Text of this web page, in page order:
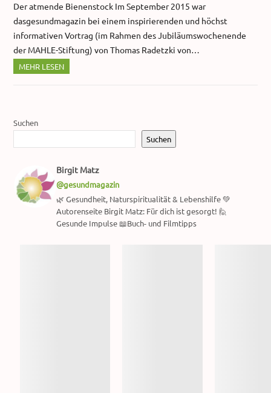
Der atmende Bienenstock Im September 2015 war
dasgesundmagazin bei einem inspirierenden und höchst
informativen Vortrag (im Rahmen des Jubiläumswochenende
der MAHLE-Stiftung) von Thomas Radetzki von…
MEHR LESEN
Suchen
Suchen
Birgit Matz
@gesundmagazin
🌿 Gesundheit, Naturspiritualität & Lebenshilfe 💚
Autorenseite Birgit Matz: Für dich ist gesorgt! 🙋
Gesunde Impulse 📖Buch- und Filmtipps